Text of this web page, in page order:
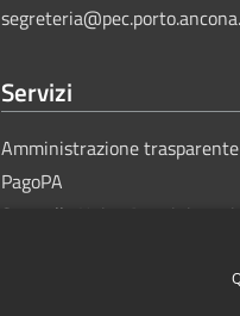
Servizi
Amministrazione trasparente
PagoPA
Sportello Unico Amministrativo